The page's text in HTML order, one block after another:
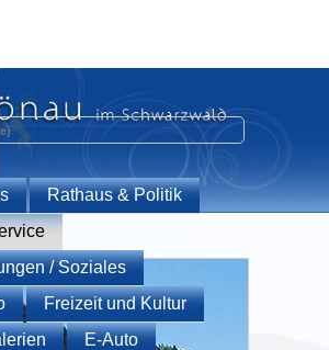
Rathaus & Politik
/ Soziales
Freizeit und Kultur
E-Auto